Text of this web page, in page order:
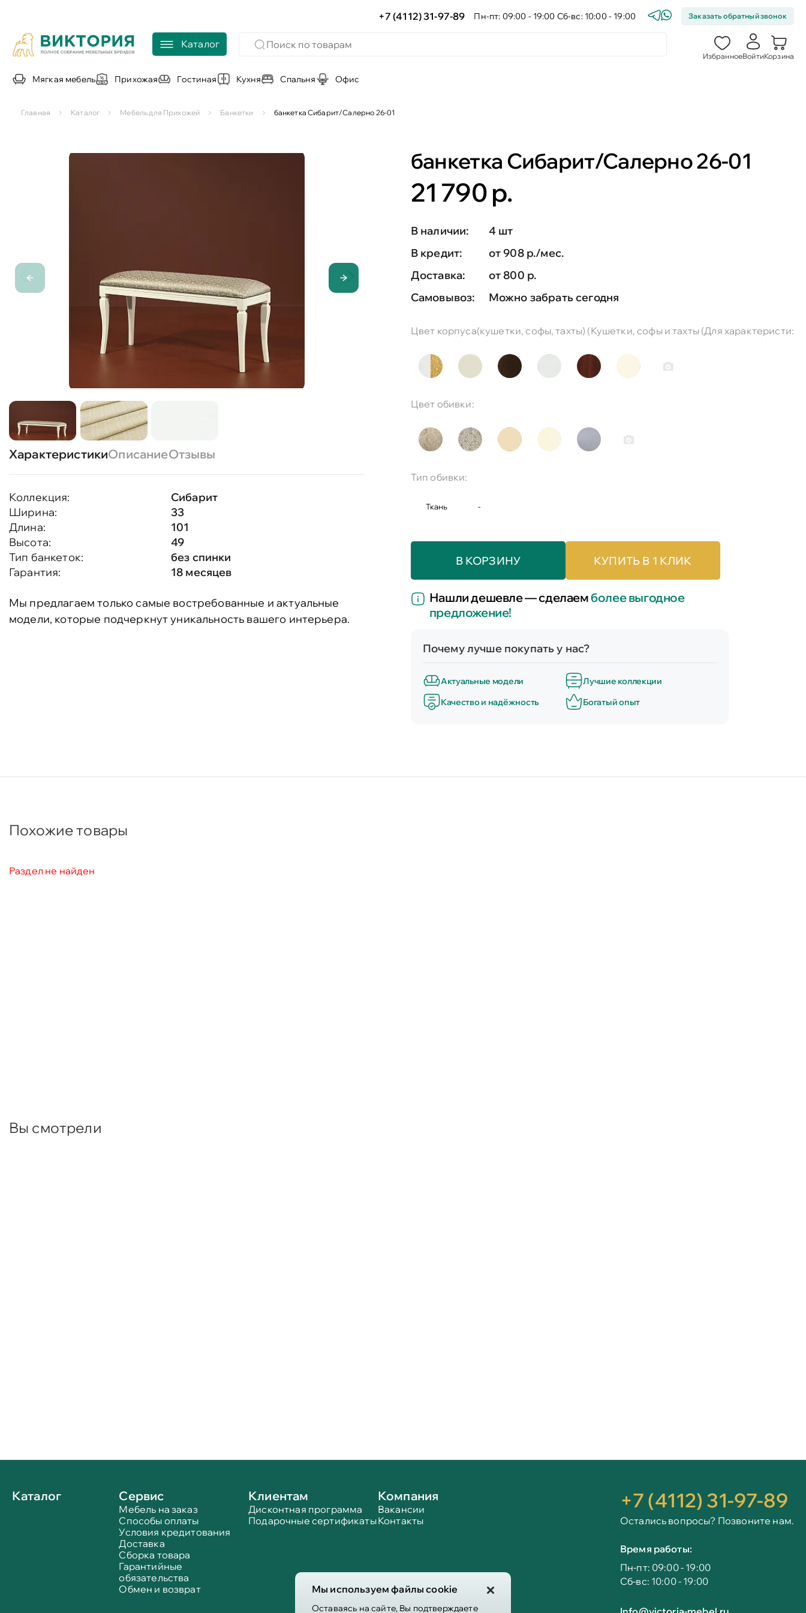
+7 (4112) 31-97-89 Пн-пт: 09:00 - 19:00 Сб-вс: 10:00 - 19:00 Заказать обратный звонок
Каталог
ИзбранноеВойтиКорзина
Мягкая мебель Прихожая Гостиная Кухня Спальня Офис
Мы используем файлы cookie
Оставаясь на сайте, Вы подтверждаете
Главная Каталог Мебель для Прихожей Банкетки банкетка Сибарит/Салерно 26-01
ХарактеристикиОписаниеОтзывы
Коллекция:
Сибарит
Ширина:
33
Длина:
101
Высота:
49
Тип банкеток:
без спинки
Гарантия:
18 месяцев
Мы предлагаем только самые востребованные и актуальные
модели, которые подчеркнут уникальность вашего интерьера.
банкетка Сибарит/Салерно 26-01
21 790 р.
В наличии:
4 шт
В кредит:
от 908 р./мес.
Доставка:
от 800 р.
Самовывоз:
Можно забрать сегодня
Цвет корпуса(кушетки, софы, тахты) (Кушетки, софы и тахты (Для характеристи:
Цвет обивки:
Тип обивки:
Ткань -
В КОРЗИНУ КУПИТЬ В 1 КЛИК
Нашли дешевле — сделаемболее выгодное
предложение!
Почему лучше покупать у нас?
Актуальные модели
Лучшие коллекции
Качество и надёжность
Богатый опыт
Похожие товары
Раздел не найден
Вы смотрели
Каталог Сервис
Мебель на заказ
Способы оплаты
Условия кредитования
Доставка
Сборка товара
Гарантийные
обязательства
Обмен и возврат
Клиентам
Дисконтная программа
Подарочные сертификаты
Компания
Вакансии
Контакты
+7 (4112) 31-97-89
Остались вопросы? Позвоните нам.
Время работы:
Пн-пт: 09:00 - 19:00
Сб-вс: 10:00 - 19:00